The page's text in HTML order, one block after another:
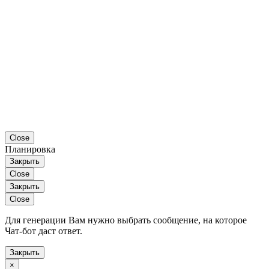
Close
Планировка
Закрыть
Close
Закрыть
Close
Для генерации Вам нужно выбрать сообщение, на которое
Чат-бот даст ответ.
Закрыть
×